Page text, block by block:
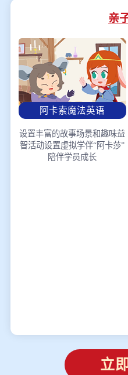
亲
阿卡索魔法英语
设置丰富的故事场景和趣味益
智活动设置虚拟学伴“阿卡莎”
陪伴学员成长
立